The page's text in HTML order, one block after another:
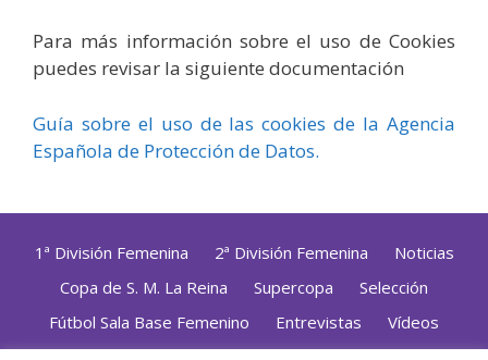
Para más información sobre el uso de Cookies
puedes revisar la siguiente documentación
Guía sobre el uso de las cookies de la Agencia
Española de Protección de Datos.
1ª División Femenina 2ª División Femenina
Noticias
Copa de S. M. La Reina
Supercopa
Selección
Fútbol Sala Base Femenino
Entrevistas
Vídeos